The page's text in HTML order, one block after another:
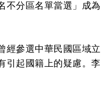
不分區名單當選」成為
經參選中華民國區域立
引起國籍上的疑慮。李